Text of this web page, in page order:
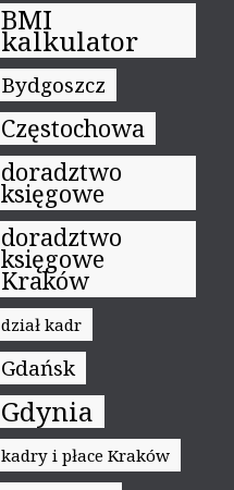
BMI
kalkulator
Bydgoszcz
Częstochowa
doradztwo
księgowe
doradztwo
księgowe
Kraków
dział kadr
Gdańsk
Gdynia
kadry i płace Kraków